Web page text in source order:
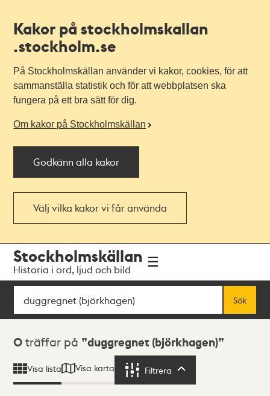
Kakor på stockholmskallan
.stockholm.se
På Stockholmskällan använder vi kakor, cookies, för att
sammanställa statistik och för att webbplatsen ska
fungera på ett bra sätt för dig.
Om kakor på Stockholmskällan
Godkänn alla kakor
Välj vilka kakor vi får använda
navigationen
huvudinnehållet
Stockholmskällan
Historia i ord, ljud och bild
Sök
Sök
Sökresultat
0 träffar på duggregnet (björkhagen)
Visa lista Visa karta Filtrera